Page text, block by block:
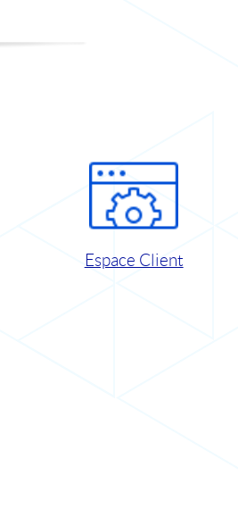
Espace Client